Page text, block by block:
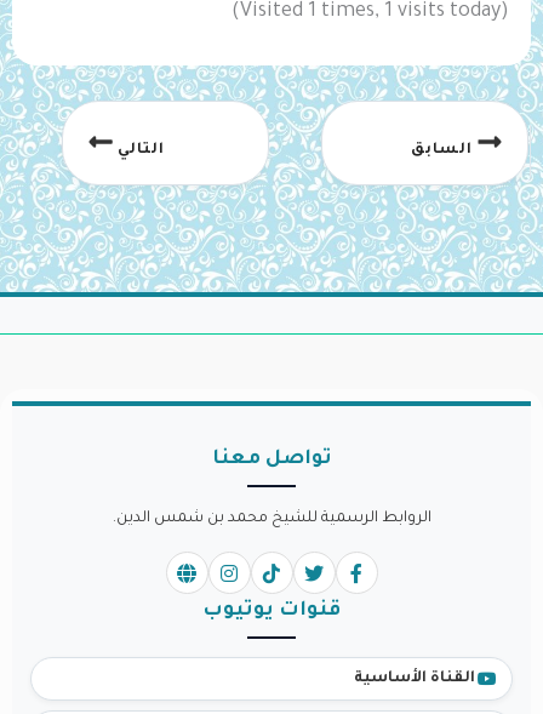
(Visited 1 times, 1 visits today)
السابق التالي
تواصل معنا
الروابط الرسمية للشيخ محمد بن شمس الدين.
قنوات يوتيوب
القناة الأساسية